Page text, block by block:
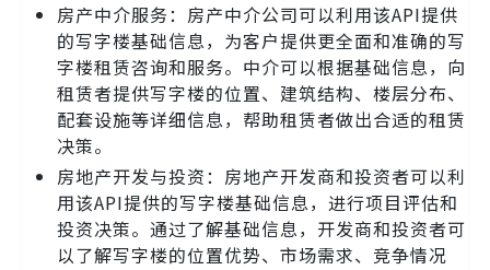
房产中介服务：房产中介公司可以利用该API提供
的写字楼基础信息，为客户提供更全面和准确的写
字楼租赁咨询和服务。中介可以根据基础信息，向
租赁者提供写字楼的位置、建筑结构、楼层分布、
配套设施等详细信息，帮助租赁者做出合适的租赁
决策。
房地产开发与投资：房地产开发商和投资者可以利
用该API提供的写字楼基础信息，进行项目评估和
投资决策。通过了解基础信息，开发商和投资者可
以了解写字楼的位置优势、市场需求、竞争情况